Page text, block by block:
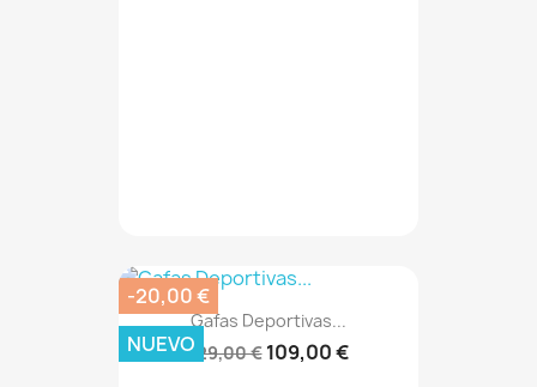
Gafas Deportivas...
129,00 € 109,00 €
-20,00 €
NUEVO